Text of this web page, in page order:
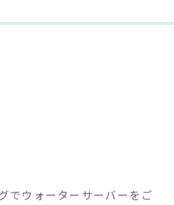
でウォーターサーバーをご